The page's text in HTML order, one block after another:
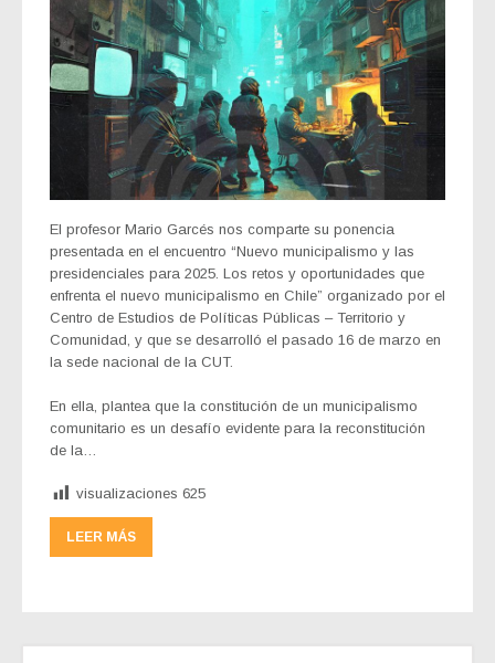
El profesor Mario Garcés nos comparte su ponencia
presentada en el encuentro “Nuevo municipalismo y las
presidenciales para 2025. Los retos y oportunidades que
enfrenta el nuevo municipalismo en Chile” organizado por el
Centro de Estudios de Políticas Públicas – Territorio y
Comunidad, y que se desarrolló el pasado 16 de marzo en
la sede nacional de la CUT.
En ella, plantea que la constitución de un municipalismo
comunitario es un desafío evidente para la reconstitución
de la…
visualizaciones 625
LEER MÁS